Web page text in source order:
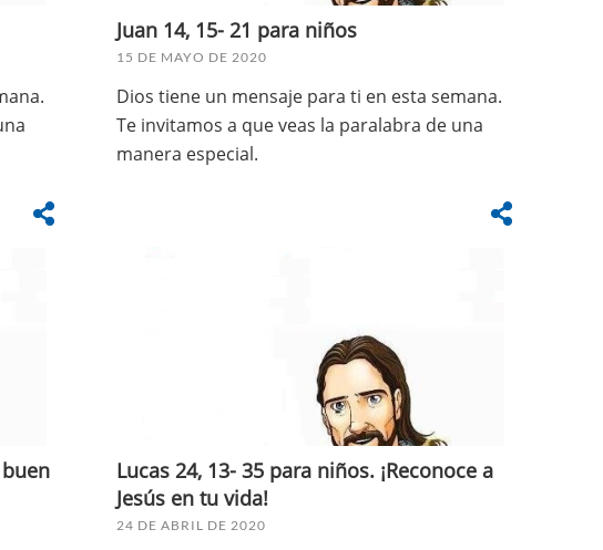
Juan 14, 15- 21 para niños
15 DE MAYO DE 2020
Dios tiene un mensaje para ti en esta semana.
Te invitamos a que veas la paralabra de una
manera especial.
Lucas 24, 13- 35 para niños. ¡Reconoce a
Jesús en tu vida!
24 DE ABRIL DE 2020